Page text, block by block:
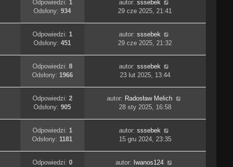
Odpowiedzi: 1
Odsłony:934
autor: sssebek
29 cze 2025, 21:41
Odpowiedzi: 1
Odsłony:451
autor: sssebek
29 cze 2025, 21:32
Odpowiedzi: 8
Odsłony: 1966
autor: sssebek
23 lut 2025, 13:44
Odpowiedzi: 2
Odsłony:905
autor: Radosław Melich
28 sty 2025, 16:58
Odpowiedzi: 1
Odsłony:1181
autor: sssebek
15 gru 2024, 23:35
Odpowiedzi: 0
autor: Iwanos124